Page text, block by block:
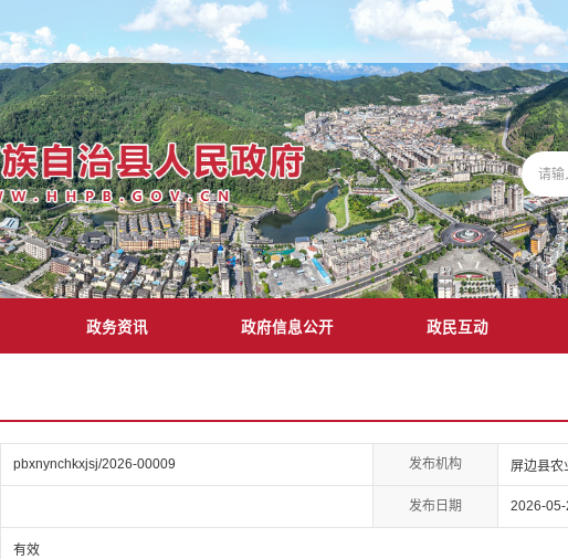
政务资讯 政府信息公开 政民互动
pbxnynchkxjsj/2026-00009 发布机构 屏边县农
发布日期 2026-05-
有效